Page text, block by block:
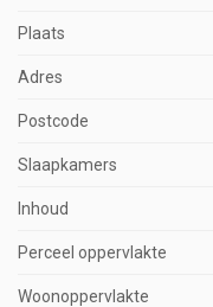
Plaats
Adres
Postcode
Slaapkamers
Inhoud
Perceel oppervlakte
Woonoppervlakte